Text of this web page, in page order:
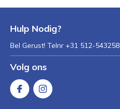
Hulp Nodig?
Bel Gerust! Telnr +31 512-543258
Volg ons